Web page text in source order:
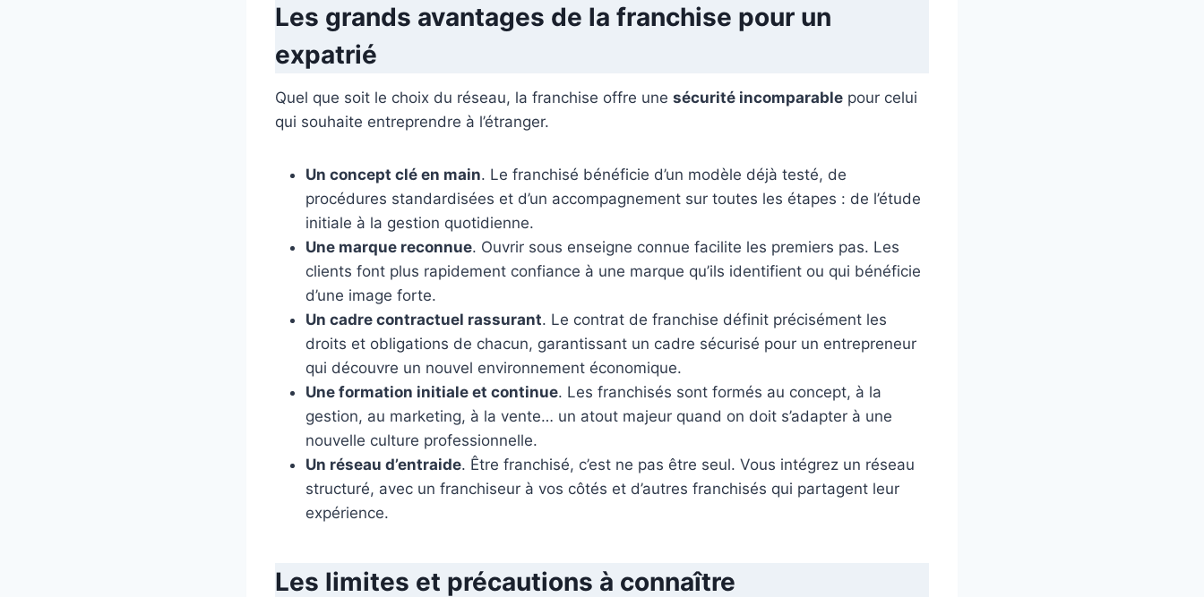
Les grands avantages de la franchise pour un
expatrié
Quel que soit le choix du réseau, la franchise offre une sécurité incomparable pour celui
qui souhaite entreprendre à l’étranger.
Un concept clé en main. Le franchisé bénéficie d’un modèle déjà testé, de
procédures standardisées et d’un accompagnement sur toutes les étapes : de l’étude
initiale à la gestion quotidienne.
Une marque reconnue. Ouvrir sous enseigne connue facilite les premiers pas. Les
clients font plus rapidement confiance à une marque qu’ils identifient ou qui bénéficie
d’une image forte.
Un cadre contractuel rassurant. Le contrat de franchise définit précisément les
droits et obligations de chacun, garantissant un cadre sécurisé pour un entrepreneur
qui découvre un nouvel environnement économique.
Une formation initiale et continue. Les franchisés sont formés au concept, à la
gestion, au marketing, à la vente… un atout majeur quand on doit s’adapter à une
nouvelle culture professionnelle.
Un réseau d’entraide. Être franchisé, c’est ne pas être seul. Vous intégrez un réseau
structuré, avec un franchiseur à vos côtés et d’autres franchisés qui partagent leur
expérience.
Les limites et précautions à connaître